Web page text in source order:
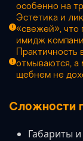
особенно на
Эстетика и
«свежей», что
имидж
Практичность
отмываются, а
щебнем не
Сложности
Габариты